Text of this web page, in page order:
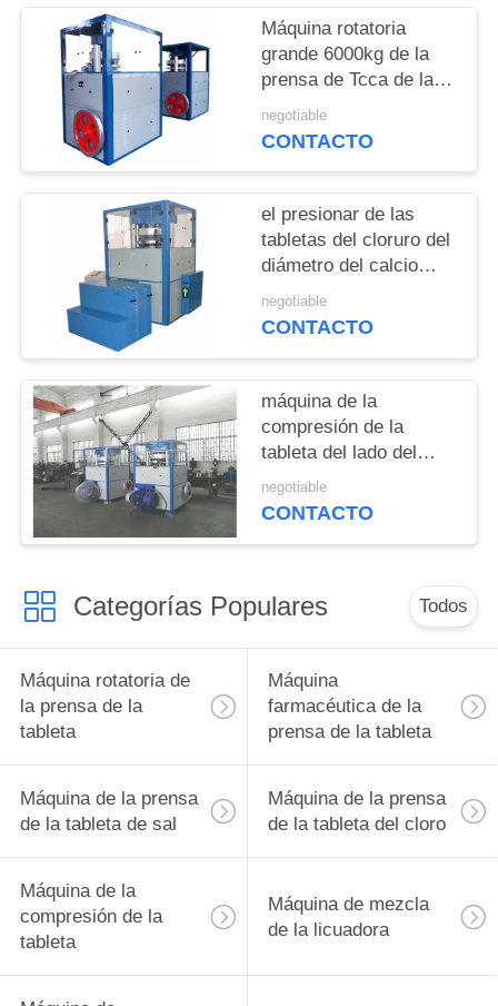
PIDA
UNA
CITA
MAPA
DEL
PRIVACY
POLICY
Máquina rotatoria
grande 6000kg de la
prensa de Tcca de la
máquina de la
compresión de la
negotiable
CONTACTO
el presionar de las
tabletas del cloruro del
diámetro del calcio
80m m de la máquina
de la compactación del
negotiable
CONTACTO
máquina de la
compresión de la
tableta del lado del
doble 600kn para la
producción corrosiva
negotiable
CONTACTO
Categorías Populares Todos
Máquina rotatoria de
la prensa de la
tableta
Máquina
farmacéutica de la
prensa de la tableta
Máquina de la prensa
de la tableta de sal
Máquina de la prensa
de la tableta del cloro
Máquina de la
compresión de la
tableta
Máquina de mezcla
de la licuadora